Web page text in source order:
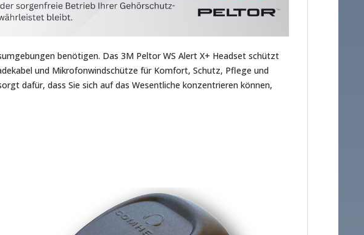
benötigen. Das 3M Peltor WS Alert X+ Headset schützt
und Mikrofonwindschütze für Komfort, Schutz, Pflege und
dafür, dass Sie sich auf das Wesentliche konzentrieren können,